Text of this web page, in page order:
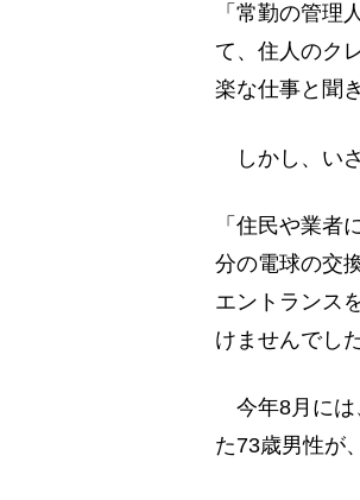
「常勤の管理
て、住人のク
楽な仕事と聞
しかし、い
「住民や業者
分の電球の交
エントランス
けませんでし
今年8月には
た73歳男性が